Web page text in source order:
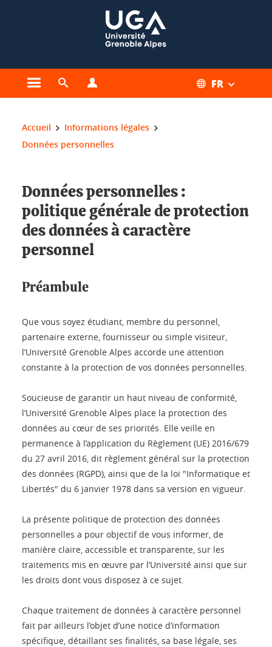
Ouvrir le menu principal
Ouvrir le moteur de recherche FR
Vous êtes ici :
Accueil
Informations légales
Données personnelles
Données personnelles :
politique générale de protection
des données à caractère
personnel
Préambule
Que vous soyez étudiant, membre du personnel,
partenaire externe, fournisseur ou simple visiteur,
l’Université Grenoble Alpes accorde une attention
constante à la protection de vos données personnelles.
Soucieuse de garantir un haut niveau de conformité,
l’Université Grenoble Alpes place la protection des
données au cœur de ses priorités. Elle veille en
permanence à l’application du Règlement (UE) 2016/679
du 27 avril 2016, dit règlement général sur la protection
des données (RGPD), ainsi que de la loi "Informatique et
Libertés" du 6 janvier 1978 dans sa version en vigueur.
La présente politique de protection des données
personnelles a pour objectif de vous informer, de
manière claire, accessible et transparente, sur les
traitements mis en œuvre par l’Université ainsi que sur
les droits dont vous disposez à ce sujet.
Chaque traitement de données à caractère personnel
fait par ailleurs l’objet d’une notice d’information
spécifique, détaillant ses finalités, sa base légale, ses